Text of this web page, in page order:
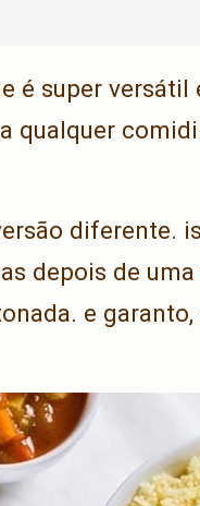
é super versátil
qualquer
diferente.
depois de uma
e garanto,